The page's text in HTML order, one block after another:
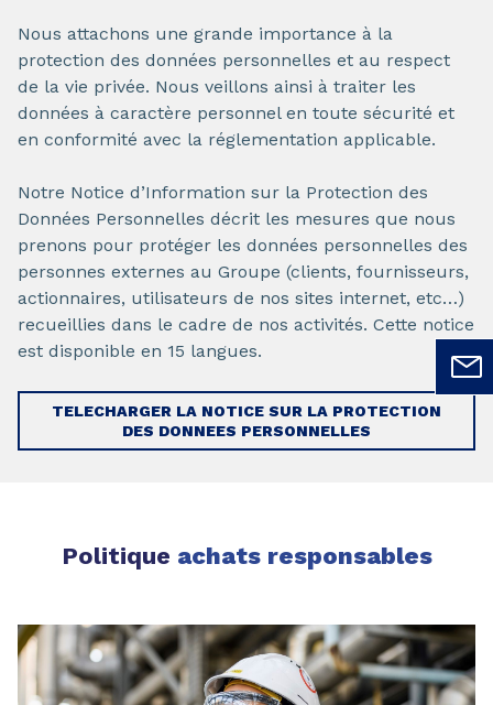
Nous attachons une grande importance à la
protection des données personnelles et au respect
de la vie privée. Nous veillons ainsi à traiter les
données à caractère personnel en toute sécurité et
en conformité avec la réglementation applicable.
Notre Notice d’Information sur la Protection des
Données Personnelles décrit les mesures que nous
prenons pour protéger les données personnelles des
personnes externes au Groupe (clients, fournisseurs,
actionnaires, utilisateurs de nos sites internet, etc…)
recueillies dans le cadre de nos activités. Cette notice
est disponible en 15 langues.
TELECHARGER LA NOTICE SUR LA PROTECTION
DES DONNEES PERSONNELLES
Politique achats responsables